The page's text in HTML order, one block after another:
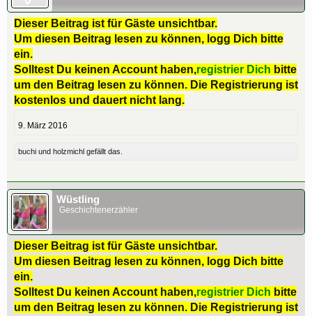
Dieser Beitrag ist für Gäste unsichtbar.
Um diesen Beitrag lesen zu können, logg Dich bitte
ein.
Solltest Du keinen Account haben,registrier Dich bitte
um den Beitrag lesen zu können. Die Registrierung ist
kostenlos und dauert nicht lang.
9. März 2016
buchi und holzmichl gefällt das.
Wüstling
Geschichtenerzähler
Dieser Beitrag ist für Gäste unsichtbar.
Um diesen Beitrag lesen zu können, logg Dich bitte
ein.
Solltest Du keinen Account haben,registrier Dich bitte
um den Beitrag lesen zu können. Die Registrierung ist